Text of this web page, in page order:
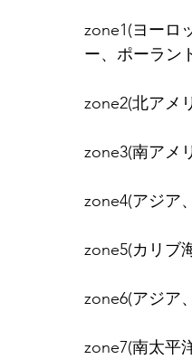
zone1(ヨーロ
ー、ポーラン
zone2(北アメ
zone3(南アメ
zone4(アジア
zone5(カリブ
zone6(アジア
zone7(南太平